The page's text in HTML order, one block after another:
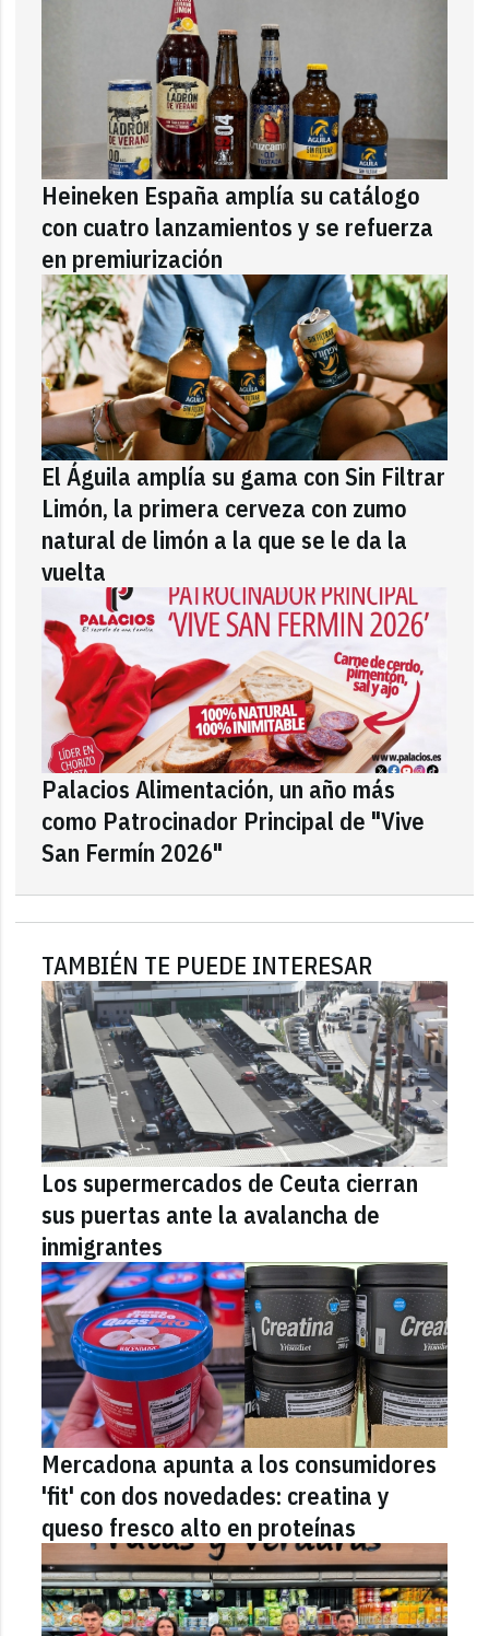
Heineken España amplía su catálogo
con cuatro lanzamientos y se refuerza
en premiurización
El Águila amplía su gama con Sin Filtrar
Limón, la primera cerveza con zumo
natural de limón a la que se le da la
vuelta
Palacios Alimentación, un año más
como Patrocinador Principal de "Vive
San Fermín 2026"
TAMBIÉN TE PUEDE INTERESAR
Los supermercados de Ceuta cierran
sus puertas ante la avalancha de
inmigrantes
Mercadona apunta a los consumidores
'fit' con dos novedades: creatina y
queso fresco alto en proteínas